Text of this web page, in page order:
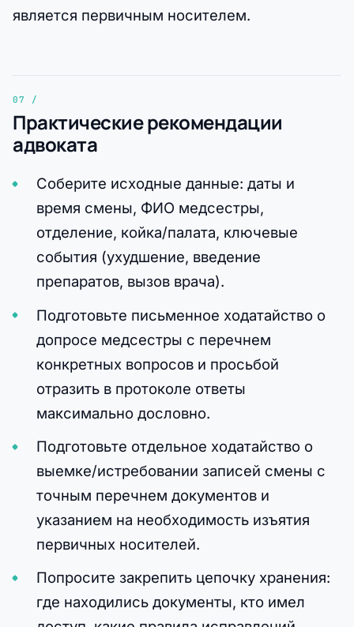
является первичным носителем.
Практические рекомендации
адвоката
Соберите исходные данные: даты и
время смены, ФИО медсестры,
отделение, койка/палата, ключевые
события (ухудшение, введение
препаратов, вызов врача).
Подготовьте письменное ходатайство о
допросе медсестры с перечнем
конкретных вопросов и просьбой
отразить в протоколе ответы
максимально дословно.
Подготовьте отдельное ходатайство о
выемке/истребовании записей смены с
точным перечнем документов и
указанием на необходимость изъятия
первичных носителей.
Попросите закрепить цепочку хранения:
где находились документы, кто имел